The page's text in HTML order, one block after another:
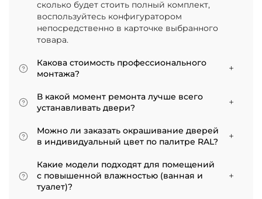
сколько будет стоить полный комплект,
воспользуйтесь конфигуратором
непосредственно в карточке выбранного
товара.
Какова стоимость профессионального
монтажа?
Итоговая сумма зависит от типа отделки
двери и габаритов проема. Минимальная
цена за установку стандартной двери с
покрытием «экошпон» начинается от 5000
рублей.
В какой момент ремонта лучше всего
устанавливать двери?
Мы советуем приступать к монтажу после
того, как уложено напольное покрытие. В
противном случае из-за изменения уровня
пола полотно может не подойти по высоте, и
его придется подрезать. Оптимально ставить
двери по окончании всех отделочных работ.
Можно ли заказать окрашивание дверей
в индивидуальный цвет по палитре RAL?
ассортименте представлены эмалированные
модели от разных фабрик
Какие модели подходят для помещений
с повышенной влажностью (ванная и
туалет)?